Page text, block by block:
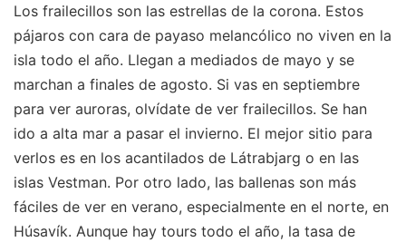
Los frailecillos son las estrellas de la corona. Estos
pájaros con cara de payaso melancólico no viven en la
isla todo el año. Llegan a mediados de mayo y se
marchan a finales de agosto. Si vas en septiembre
para ver auroras, olvídate de ver frailecillos. Se han
ido a alta mar a pasar el invierno. El mejor sitio para
verlos es en los acantilados de Látrabjarg o en las
islas Vestman. Por otro lado, las ballenas son más
fáciles de ver en verano, especialmente en el norte, en
Húsavík. Aunque hay tours todo el año, la tasa de